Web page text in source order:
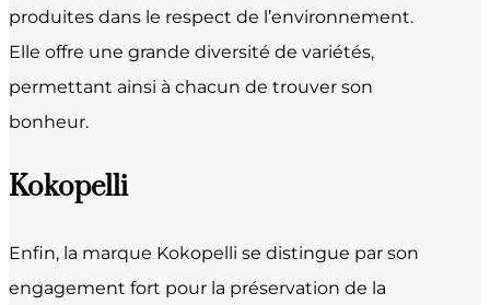
produites dans le respect de l’environnement.
Elle offre une grande diversité de variétés,
permettant ainsi à chacun de trouver son
bonheur.
Kokopelli
Enfin, la marque Kokopelli se distingue par son
engagement fort pour la préservation de la